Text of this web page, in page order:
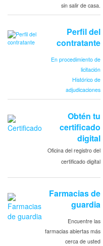
sin salir de casa.
Perfil del
contratante
En procedimiento de
licitación
Histórico de
adjudicaciones
Obtén tu
certificado
digital
Oficina del registro del
certificado digital
Farmacias de
guardia
Encuentre las
farmacias abiertas más
cerca de usted